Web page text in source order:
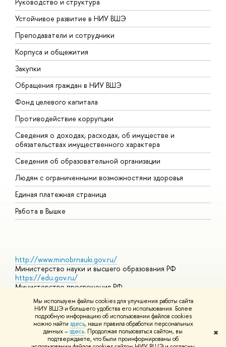
Мы используем файлы cookies для улучшения работы сайта
НИУ ВШЭ и большего удобства его использования. Более
подробную информацию об использовании файлов cookies
можно найти здесь, наши правила обработки персональных
данных –здесь. Продолжая пользоваться сайтом, вы
подтверждаете, что были проинформированы об
✖
Устойчивое развитие в НИУ ВШЭ
Преподаватели и сотрудники
Корпуса и общежития
Закупки
Обращения граждан в НИУ ВШЭ
Фонд целевого капитала
Противодействие коррупции
Сведения о доходах, расходах, об имуществе и
обязательствах имущественного характера
Сведения об образовательной организации
Людям с ограниченными возможностями здоровья
Единая платежная страница
Работа в Вышке
http://www.minobrnauki.gov.ru/
Министерство науки и высшего образования РФ
https://edu.gov.ru/
Министерство просвещения РФ
https://elearning.hse.ru/mooc
Массовые открытые онлайн-курсы
© НИУ ВШЭ 1993–2026 Адреса и контактыУсловия
использования материалов Политика конфиденциальности